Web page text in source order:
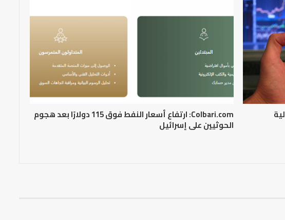
Colbari.com: ارتفاع أسعار النفط فوق 115 دولارًا بعد هجوم
الحوثيين على إسرائيل